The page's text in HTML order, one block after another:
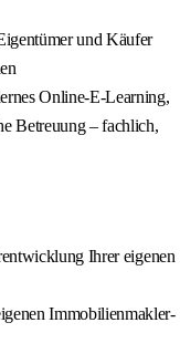
und Käufer
Online-E-Learning,
Betreuung – fachlich,
Ihrer eigenen
Immobilienmakler-